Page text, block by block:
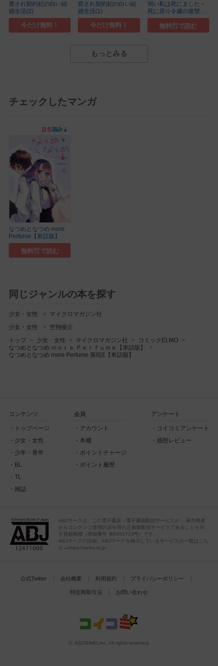
脅され契約妃の白い結
婚生活(2)
今だけ無料！
脅され契約妃の白い結
婚生活(1)
今だけ無料！
弱い私は死にました～
死に戻り令嬢の復讐～
(10)
無料㌽で読む
もっとみる
チェックしたマンガ
なつめとなつめ more
Perfume【単話版】
無料㌽で読む
同じジャンルの本を探す
少女・女性 マイクロマガジン社
少女・女性 空翔俊介
トップ 少女・女性 マイクロマガジン社
コミックELMO
なつめとなつめ ｍｏｒｅ Ｐｅｒｆｕｍｅ【単話版】
なつめとなつめ more Perfume 第8話【単話版】
コンテンツ
トップページ
少女・女性
少年・青年
BL
TL
雑誌
会員
アカウント
本棚
ポイントチャージ
ポイント履歴
アンケート
コイコミアンケート
感想レビュー
ABJマークは、この電子書店・電子書籍配信サービスが、 著作権者
からコンテンツ使用許諾を得た正規版配信サービスであることを示
す登録商標（登録番号 第6091713号）です。
ABJマークの詳細、ABJマークを掲示しているサービスの一覧はこち
ら→https://aebs.or.jp/
公式Twitter 会社概要 利用規約 プライバシーポリシー
特定商取引法 お問い合わせ
© ASOBIMO,Inc. All rights reserved.